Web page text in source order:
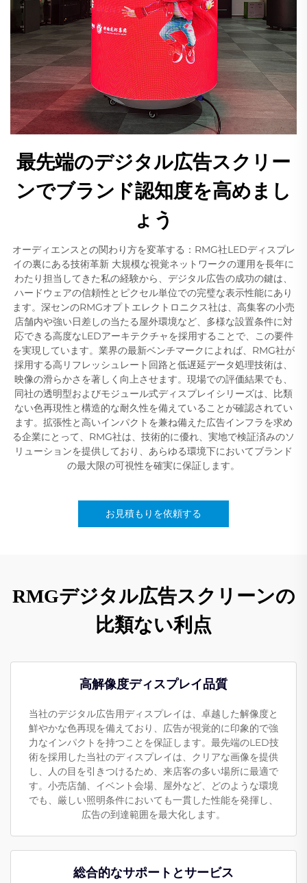
最先端のデジタル広告スクリー
ンでブランド認知度を高めまし
ょう
オーディエンスとの関わり方を変革する：RMG社LEDディスプレ
イの裏にある技術革新 大規模な視覚ネットワークの運用を長年に
わたり担当してきた私の経験から、デジタル広告の成功の鍵は、
ハードウェアの信頼性とピクセル単位での完璧な表示性能にあり
ます。深センのRMGオプトエレクトロニクス社は、高集客の小売
店舗内や強い日差しの当たる屋外環境など、多様な設置条件に対
応できる高度なLEDアーキテクチャを採用することで、この要件
を実現しています。業界の最新ベンチマークによれば、RMG社が
採用する高リフレッシュレート回路と低遅延データ処理技術は、
映像の滑らかさを著しく向上させます。現場での評価結果でも、
同社の透明型およびモジュール式ディスプレイシリーズは、比類
ない色再現性と構造的な耐久性を備えていることが確認されてい
ます。拡張性と高いインパクトを兼ね備えた広告インフラを求め
る企業にとって、RMG社は、技術的に優れ、実地で検証済みのソ
リューションを提供しており、あらゆる環境下においてブランド
の最大限の可視性を確実に保証します。
お見積もりを依頼する
RMGデジタル広告スクリーンの
比類ない利点
高解像度ディスプレイ品質
当社のデジタル広告用ディスプレイは、卓越した解像度と
鮮やかな色再現を備えており、広告が視覚的に印象的で強
力なインパクトを持つことを保証します。最先端のLED技
術を採用した当社のディスプレイは、クリアな画像を提供
し、人の目を引きつけるため、来店客の多い場所に最適で
す。小売店舗、イベント会場、屋外など、どのような環境
でも、厳しい照明条件においても一貫した性能を発揮し、
広告の到達範囲を最大化します。
総合的なサポートとサービス